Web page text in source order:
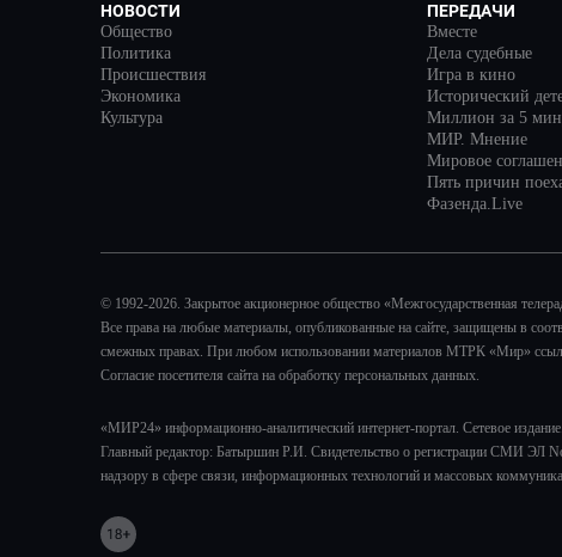
НОВОСТИ
Общество
Политика
Происшествия
Экономика
Культура
ПЕРЕДАЧИ
Вместе
Дела судебные
Игра в кино
Исторический
Миллион за 5
МИР. Мнение
Мировое
Пять причин
Фазенда.Live
© 1992-2026. Закрытое акционерное общество «Межгосударственная
Все права на любые материалы, опубликованные на сайте, защищены в
смежных правах. При любом использовании материалов МТРК «Мир»
Согласие посетителя сайта на обработку персональных данных.
«МИР24» информационно-аналитический интернет-портал. Сетевое
Главный редактор: Батыршин Р.И. Свидетельство о регистрации СМИ ЭЛ
надзору в сфере связи, информационных технологий и массовых